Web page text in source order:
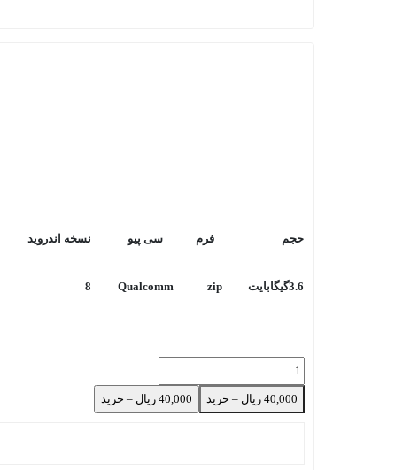
حجم فرم سی پیو نسخه اندروید
3.6گیگابایت zip
Qualcomm
8
40,000 ریال – خرید